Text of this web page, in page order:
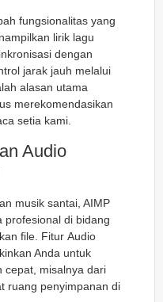
fungsionalitas yang
lirik lagu
dengan
jarak jauh melalui
alasan utama
merekomendasikan
setia kami.
Audio
musik santai, AIMP
profesional di bidang
file. Fitur Audio
Anda untuk
cepat, misalnya dari
ruang penyimpanan di